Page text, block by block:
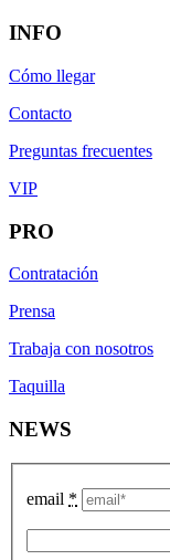
INFO
Cómo llegar
Contacto
Preguntas frecuentes
VIP
PRO
Contratación
Prensa
Trabaja con nosotros
Taquilla
NEWS
email *